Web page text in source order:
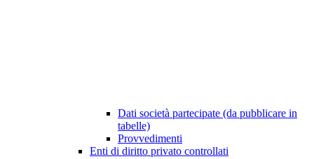
Dati società partecipate (da pubblicare in
tabelle)
Provvedimenti
Enti di diritto privato controllati